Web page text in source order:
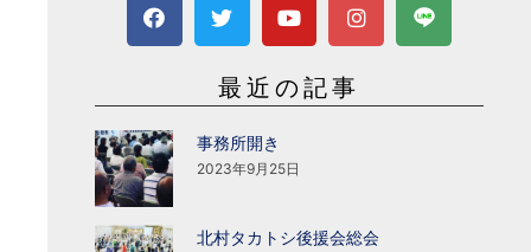
最近の記事
事務所開き
2023年9月25日
北村タカトシ後援会総会